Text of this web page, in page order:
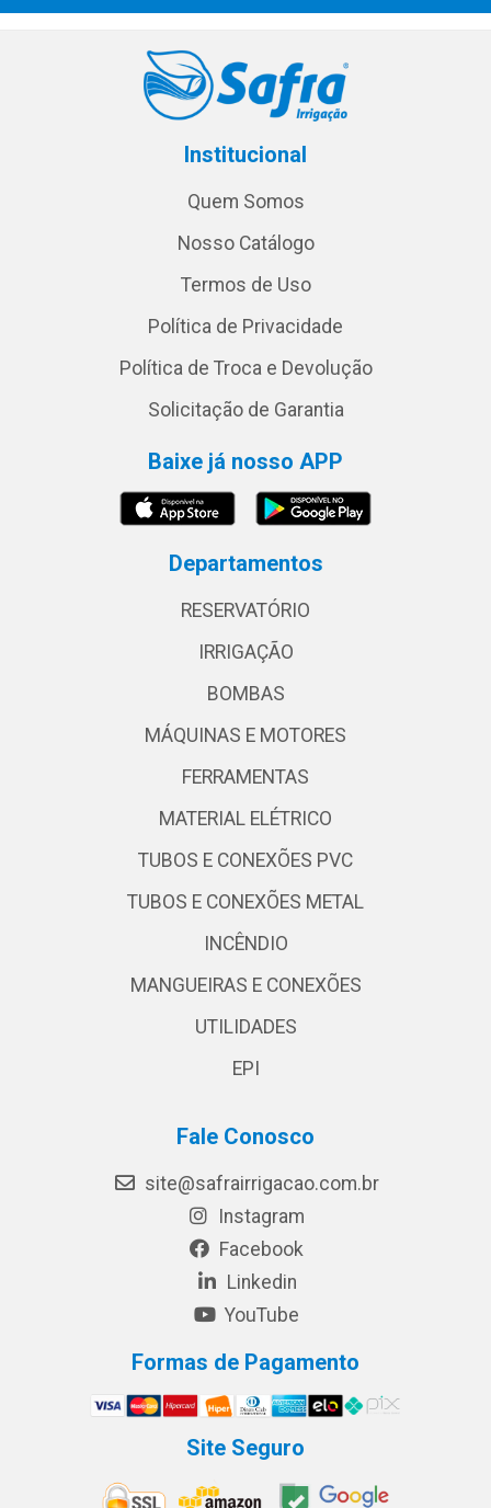
Institucional
Quem Somos
Nosso Catálogo
Termos de Uso
Política de Privacidade
Política de Troca e Devolução
Solicitação de Garantia
Baixe já nosso APP
Departamentos
RESERVATÓRIO
IRRIGAÇÃO
BOMBAS
MÁQUINAS E MOTORES
FERRAMENTAS
MATERIAL ELÉTRICO
TUBOS E CONEXÕES PVC
TUBOS E CONEXÕES METAL
INCÊNDIO
MANGUEIRAS E CONEXÕES
UTILIDADES
EPI
Fale Conosco
site@safrairrigacao.com.br
Instagram
Facebook
Linkedin
YouTube
Formas de Pagamento
Site Seguro